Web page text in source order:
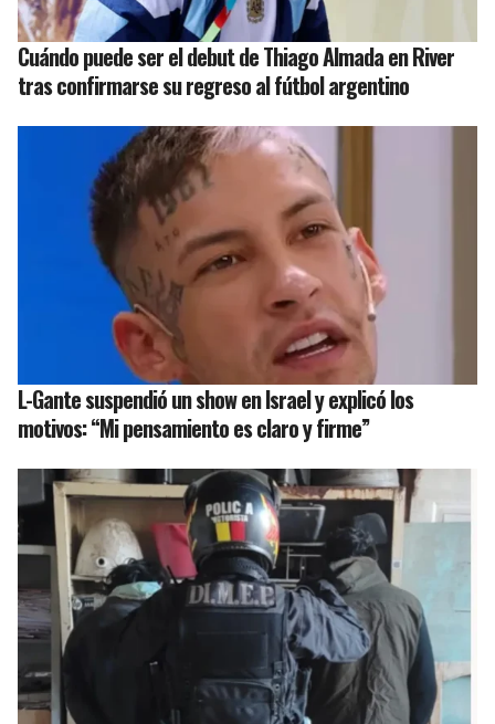
Cuándo puede ser el debut de Thiago Almada en River
tras confirmarse su regreso al fútbol argentino
L-Gante suspendió un show en Israel y explicó los
motivos: “Mi pensamiento es claro y firme”